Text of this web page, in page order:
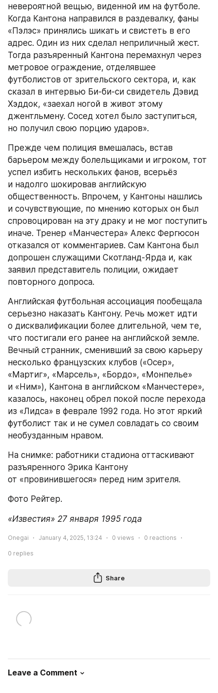
невероятной вещью, виденной им на футболе.
Когда Кантона направился в раздевалку, фаны
«Пэлэс» принялись шикать и свистеть в его
адрес. Один из них сделал неприличный жест.
Тогда разъяренный Кантона перемахнул через
метровое ограждение, отделявшее
футболистов от зрительского сектора, и, как
сказал в интервью Би-би-си свидетель Дэвид
Хэддок, «заехал ногой в живот этому
джентльмену. Сосед хотел было заступиться,
но получил свою порцию ударов».
Прежде чем полиция вмешалась, встав
барьером между болельщиками и игроком, тот
успел избить нескольких фанов, всерьёз
и надолго шокировав английскую
общественность. Впрочем, у Кантоны нашлись
и сочувствующие, по мнению которых он был
спровоцирован на эту драку и не мог поступить
иначе. Тренер «Манчестера» Алекс Фергюсон
отказался от комментариев. Сам Кантона был
допрошен служащими Скотланд-Ярда и, как
заявил представитель полиции, ожидает
повторного допроса.
Английская футбольная ассоциация пообещала
серьезно наказать Кантону. Речь может идти
о дисквалификации более длительной, чем те,
что постигали его ранее на английской земле.
Вечный странник, сменивший за свою карьеру
несколько французских клубов («Осер»,
«Мартиг», «Марсель», «Бордо», «Монпелье»
и «Ним»), Кантона в английском «Манчестере»,
казалось, наконец обрел покой после перехода
из «Лидса» в феврале 1992 года. Но этот яркий
футболист так и не сумел совладать со своим
необузданным нравом.
На снимке: работники стадиона оттаскивают
разъяренного Эрика Кантону
от «провинившегося» перед ним зрителя.
Фото Рейтер.
«Известия» 27 января 1995 года
Onegai January 4, 2025, 13:24 0 views 0 reactions
0 replies
Share
Leave a Comment